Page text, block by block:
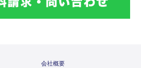
会社概要